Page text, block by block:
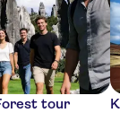
tour